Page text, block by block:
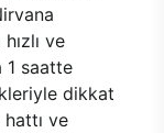
ve
1 saatte
dikkat
ve